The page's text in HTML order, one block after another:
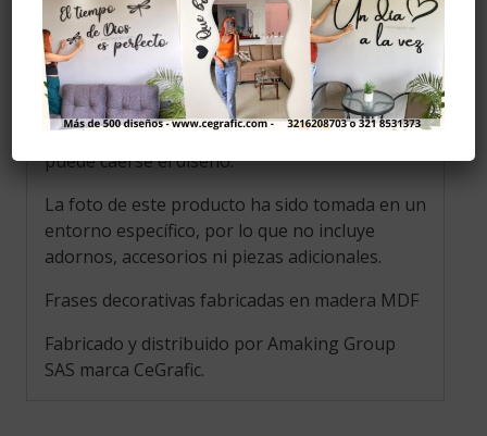
Instalación
Se recomiendo pegar con cinta doble faz, (no
la incluye) se puede comprar en ferreterías,
también se puede pegar con cinta de
enmascarar pero al ser menos resistente
puede caerse el diseño.
La foto de este producto ha sido tomada en un
entorno específico, por lo que no incluye
adornos, accesorios ni piezas adicionales.
Frases decorativas fabricadas en madera MDF
Fabricado y distribuido por Amaking Group
SAS marca CeGrafic.